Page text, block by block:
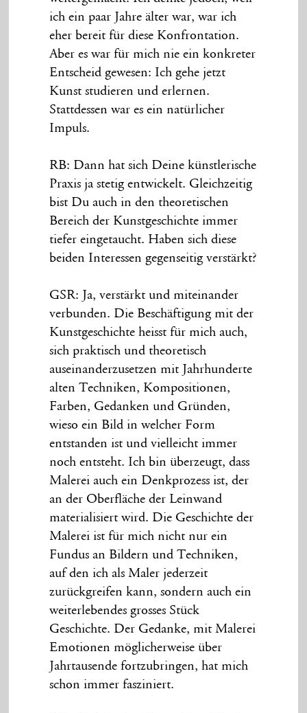
ich ein paar Jahre älter war, war ich
eher bereit für diese Konfrontation.
Aber es war für mich nie ein konkreter
Entscheid gewesen: Ich gehe jetzt
Kunst studieren und erlernen.
Stattdessen war es ein natürlicher
Impuls.
RB: Dann hat sich Deine künstlerische
Praxis ja stetig entwickelt. Gleichzeitig
bist Du auch in den theoretischen
Bereich der Kunstgeschichte immer
tiefer eingetaucht. Haben sich diese
beiden Interessen gegenseitig verstärkt?
GSR: Ja, verstärkt und miteinander
verbunden. Die Beschäftigung mit der
Kunstgeschichte heisst für mich auch,
sich praktisch und theoretisch
auseinanderzusetzen mit Jahrhunderte
alten Techniken, Kompositionen,
Farben, Gedanken und Gründen,
wieso ein Bild in welcher Form
entstanden ist und vielleicht immer
noch entsteht. Ich bin überzeugt, dass
Malerei auch ein Denkprozess ist, der
an der Oberfläche der Leinwand
materialisiert wird. Die Geschichte der
Malerei ist für mich nicht nur ein
Fundus an Bildern und Techniken,
auf den ich als Maler jederzeit
zurückgreifen kann, sondern auch ein
weiterlebendes grosses Stück
Geschichte. Der Gedanke, mit Malerei
Emotionen möglicherweise über
Jahrtausende fortzubringen, hat mich
schon immer fasziniert.